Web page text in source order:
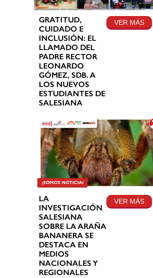
GRATITUD,
CUIDADO E
INCLUSIÓN: EL
LLAMADO DEL
PADRE RECTOR
LEONARDO
GÓMEZ, SDB. A
LOS NUEVOS
ESTUDIANTES DE
SALESIANA
VER MÁS
LA
INVESTIGACIÓN
SALESIANA
SOBRE LA ARAÑA
BANANERA SE
DESTACA EN
MEDIOS
NACIONALES Y
REGIONALES
VER MÁS